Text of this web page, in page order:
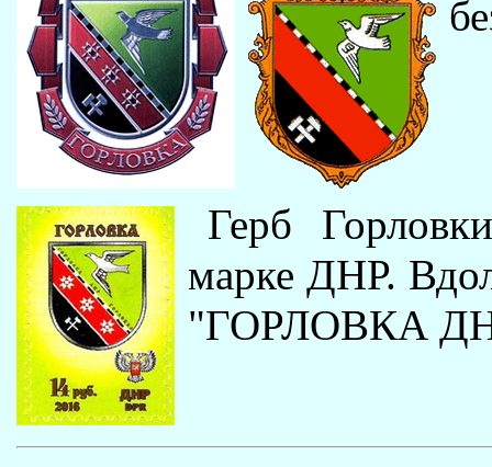
Герб
марке ДНР.
"ГОРЛОВКА